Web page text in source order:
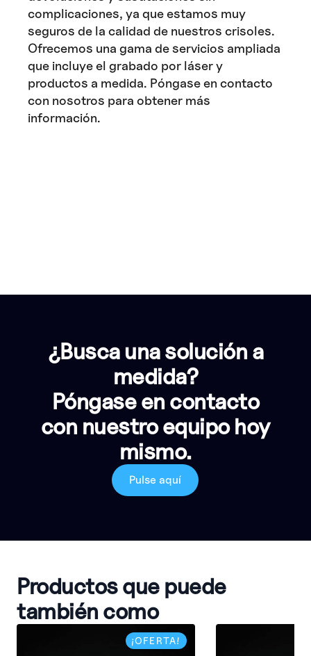
complicaciones, ya que estamos muy
seguros de la calidad de nuestros crisoles.
Ofrecemos una gama de servicios ampliada
que incluye el grabado por láser y
productos a medida. Póngase en contacto
con nosotros para obtener más
información.
¿Busca una solución a
medida?
Póngase en contacto
con nuestro equipo hoy
mismo.
Pulse aquí
Productos que puede
también como
¡OFERTA!